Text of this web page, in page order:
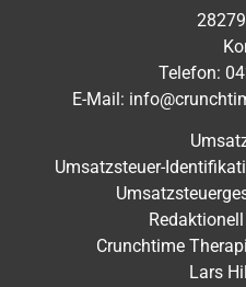
Telefon:
E-Mail:
Umsatzsteuer-
Crunchtime
Lars